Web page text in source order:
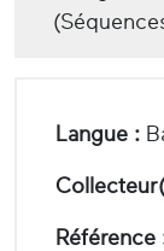
Langue :
Référence